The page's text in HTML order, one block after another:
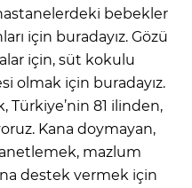
bebekler
için buradayız. Gözü
için, süt kokulu
olmak için buradayız.
Türkiye’nin 81 ilinden,
Kana doymayan,
mazlum
destek vermek için